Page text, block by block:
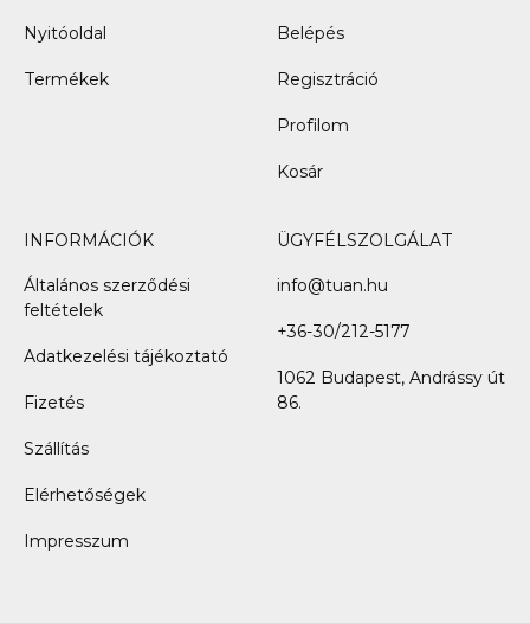
Nyitóoldal
Termékek
Belépés
Regisztráció
Profilom
Kosár
INFORMÁCIÓK
Általános szerződési
feltételek
Adatkezelési tájékoztató
Fizetés
Szállítás
Elérhetőségek
Impresszum
ÜGYFÉLSZOLGÁLAT
info@tuan.hu
+36-30/212-5177
1062 Budapest, Andrássy út
86.